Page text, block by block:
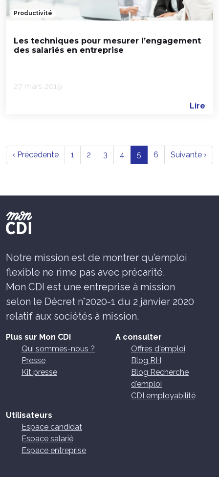
Productivité
Les techniques pour mesurer l’engagement
des salariés en entreprise
27 mars 2019
Lire
‹ Précédente 1 2 3 4 5 6 Suivante ›
Notre mission est de montrer qu’emploi
flexible ne rime pas avec précarité.
Mon CDI est une entreprise à mission
selon le Décret n°2020-1 du 2 janvier 2020
relatif aux sociétés à mission.
Plus sur Mon CDI
Qui sommes-nous ?
Presse
Kit presse
A consulter
Offres d'emploi
Blog RH
Blog Recherche
d'emploi
CDI employabilité
Utilisateurs
Espace candidat
Espace salarié
Espace entreprise